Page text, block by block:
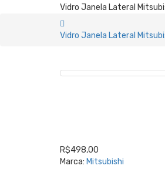
Vidro Janela Lateral
Vidro Janela Lateral
R$498,00
Marca: Mitsubishi